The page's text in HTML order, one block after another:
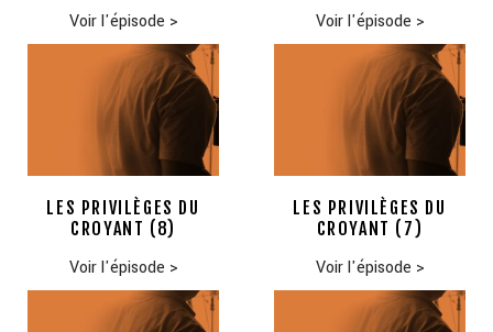
Voir l'épisode > Voir l'épisode >
LES PRIVILÈGES DU
CROYANT (8)
Voir l'épisode >
LES PRIVILÈGES DU
CROYANT (7)
Voir l'épisode >